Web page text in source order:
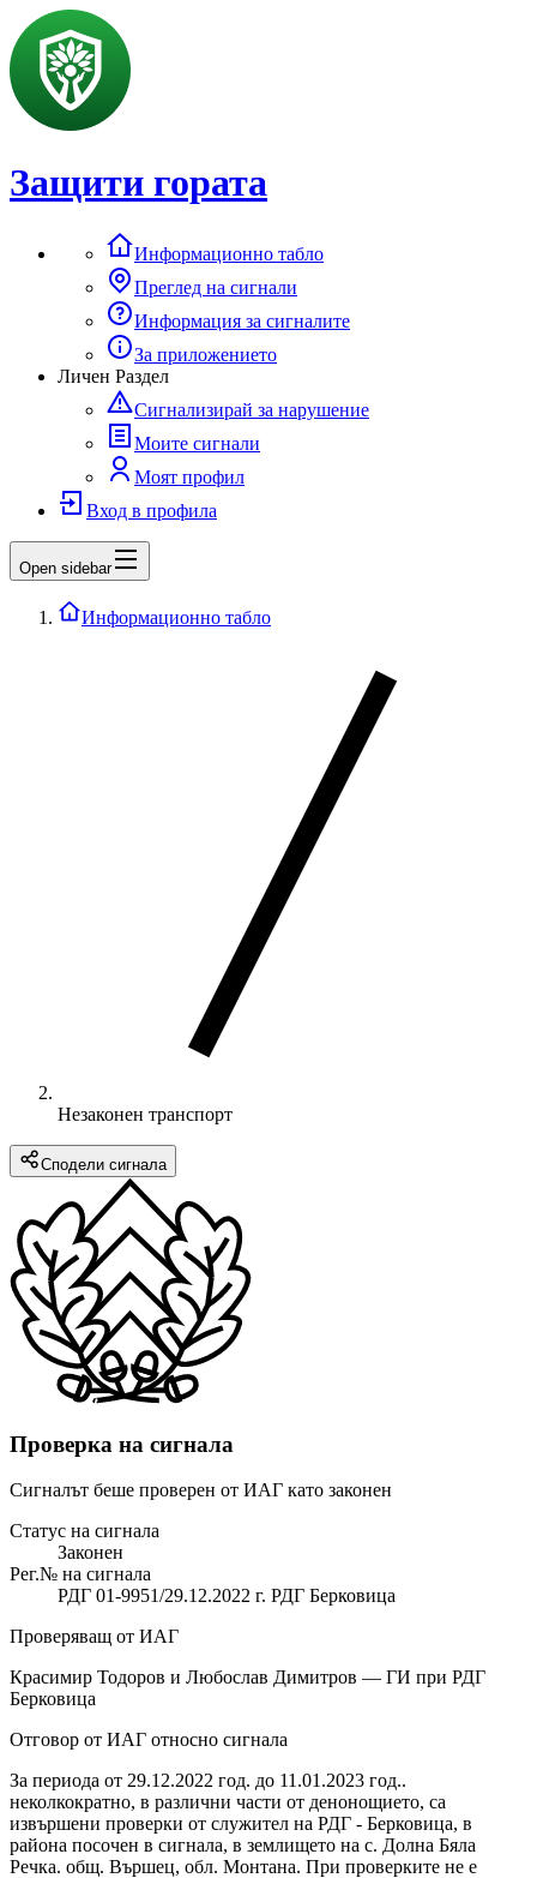
Защити гората
Информационно табло
Преглед на сигнали
Информация за сигналите
За приложението
Личен Раздел
Сигнализирай за нарушение
Моите сигнали
Моят профил
Вход в профила
Open sidebar
Информационно табло
Незаконен транспорт
Сподели сигнала
Проверка на сигнала
Сигналът беше проверен от ИАГ като законен
Статус на сигнала
Законен
Рег.№ на сигнала
РДГ 01-9951/29.12.2022 г. РДГ Берковица
Проверяващ от ИАГ
Красимир Тодоров и Любослав Димитров — ГИ при РДГ
Берковица
Отговор от ИАГ относно сигнала
За периода от 29.12.2022 год. до 11.01.2023 год..
неколкократно, в различни части от денонощието, са
извършени проверки от служител на РДГ - Берковица, в
района посочен в сигнала, в землището на с. Долна Бяла
Речка. общ. Вършец, обл. Монтана. При проверките не е